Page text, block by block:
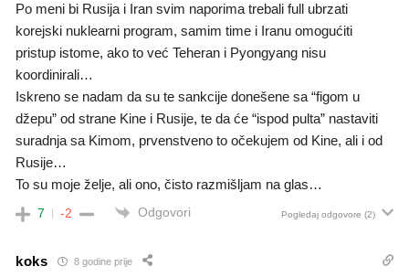
Po meni bi Rusija i Iran svim naporima trebali full ubrzati
korejski nuklearni program, samim time i Iranu omogućiti
pristup istome, ako to već Teheran i Pyongyang nisu
koordinirali…
Iskreno se nadam da su te sankcije donešene sa “figom u
džepu” od strane Kine i Rusije, te da će “ispod pulta” nastaviti
suradnja sa Kimom, prvenstveno to očekujem od Kine, ali i od
Rusije…
To su moje želje, ali ono, čisto razmišljam na glas…
7 -2 Odgovori Pogledaj odgovore (2)
koks 8 godine prije